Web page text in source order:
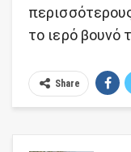
το ιερό βουνό
Share